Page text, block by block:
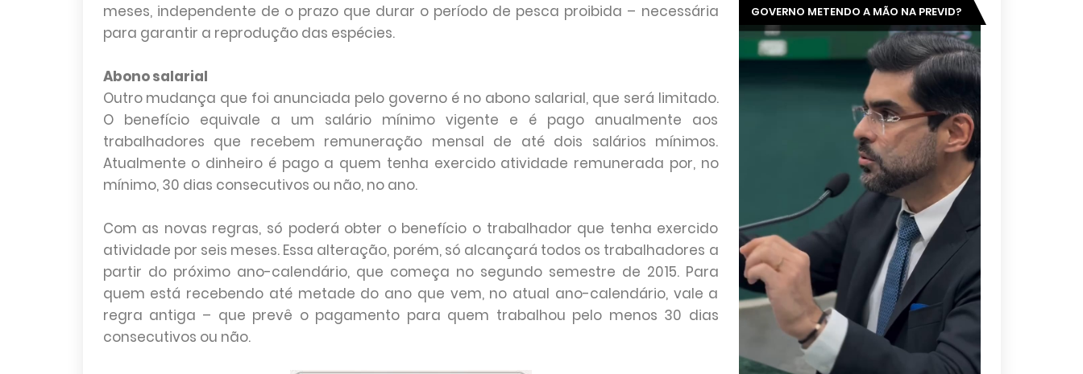
meses, independente de o prazo que durar o período de pesca proibida – necessária
para garantir a reprodução das espécies.
Abono salarial
Outro mudança que foi anunciada pelo governo é no abono salarial, que será limitado.
O benefício equivale a um salário mínimo vigente e é pago anualmente aos
trabalhadores que recebem remuneração mensal de até dois salários mínimos.
Atualmente o dinheiro é pago a quem tenha exercido atividade remunerada por, no
mínimo, 30 dias consecutivos ou não, no ano.
Com as novas regras, só poderá obter o benefício o trabalhador que tenha exercido
atividade por seis meses. Essa alteração, porém, só alcançará todos os trabalhadores a
partir do próximo ano-calendário, que começa no segundo semestre de 2015. Para
quem está recebendo até metade do ano que vem, no atual ano-calendário, vale a
regra antiga – que prevê o pagamento para quem trabalhou pelo menos 30 dias
consecutivos ou não.
GOVERNO METENDO A MÃO NA PREVID?